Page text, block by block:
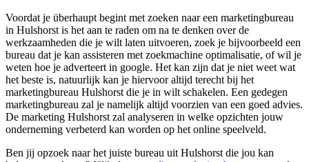
Voordat je überhaupt begint met zoeken naar een marketingbureau
in Hulshorst is het aan te raden om na te denken over de
werkzaamheden die je wilt laten uitvoeren, zoek je bijvoorbeeld een
bureau dat je kan assisteren met zoekmachine optimalisatie, of wil je
weten hoe je adverteert in google. Het kan zijn dat je niet weet wat
het beste is, natuurlijk kan je hiervoor altijd terecht bij het
marketingbureau Hulshorst die je in wilt schakelen. Een gedegen
marketingbureau zal je namelijk altijd voorzien van een goed advies.
De marketing Hulshorst zal analyseren in welke opzichten jouw
onderneming verbeterd kan worden op het online speelveld.
Ben jij opzoek naar het juiste bureau uit Hulshorst die jou kan